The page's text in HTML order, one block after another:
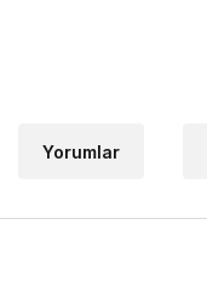
Yorumlar